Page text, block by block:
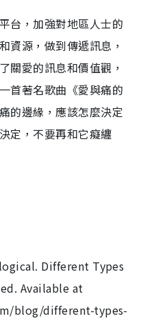
台，加強對地區人士的
資源，做到傳遞訊息，
關愛的訊息和價值觀，
首著名歌曲《愛與痛的
的邊緣，應該怎麼決定
定，不要再和它癡纏
Different Types
Available at
blog/different-types-